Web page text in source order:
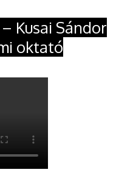
Kusai Sándor
oktató